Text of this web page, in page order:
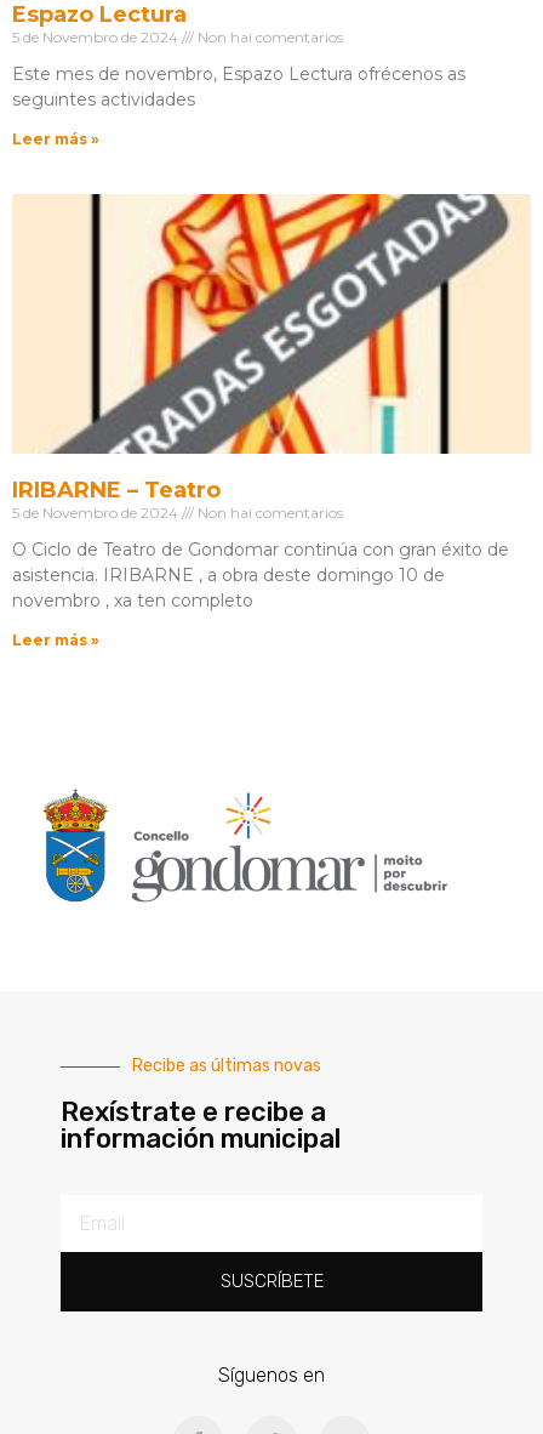
Espazo Lectura
5 de Novembro de 2024 Non hai comentarios
Este mes de novembro, Espazo Lectura ofrécenos as
seguintes actividades
Leer más »
IRIBARNE – Teatro
5 de Novembro de 2024 Non hai comentarios
O Ciclo de Teatro de Gondomar continúa con gran éxito de
asistencia. IRIBARNE , a obra deste domingo 10 de
novembro , xa ten completo
Leer más »
Recibe as últimas novas
Rexístrate e recibe a
información municipal
SUSCRÍBETE
Síguenos en